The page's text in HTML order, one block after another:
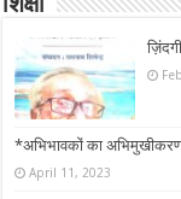
शिक्षा
*अभिभावकों का
April 11, 2023